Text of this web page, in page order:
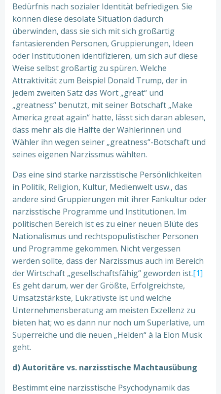
Bedürfnis nach sozialer Identität befriedigen. Sie
können diese desolate Situation dadurch
überwinden, dass sie sich mit sich großartig
fantasierenden Personen, Gruppierungen, Ideen
oder Institutionen identifizieren, um sich auf diese
Weise selbst großartig zu spüren. Welche
Attraktivität zum Beispiel Donald Trump, der in
jedem zweiten Satz das Wort „great“ und
„greatness“ benutzt, mit seiner Botschaft „Make
America great again“ hatte, lässt sich daran ablesen,
dass mehr als die Hälfte der Wählerinnen und
Wähler ihn wegen seiner „greatness“-Botschaft und
seines eigenen Narzissmus wählten.
Das eine sind starke narzisstische Persönlichkeiten
in Politik, Religion, Kultur, Medienwelt usw., das
andere sind Gruppierungen mit ihrer Fankultur oder
narzisstische Programme und Institutionen. Im
politischen Bereich ist es zu einer neuen Blüte des
Nationalismus und rechtspopulistischer Personen
und Programme gekommen. Nicht vergessen
werden sollte, dass der Narzissmus auch im Bereich
der Wirtschaft „gesellschaftsfähig“ geworden ist.[1]
Es geht darum, wer der Größte, Erfolgreichste,
Umsatzstärkste, Lukrativste ist und welche
Unternehmensberatung am meisten Exzellenz zu
bieten hat; wo es dann nur noch um Superlative, um
Superreiche und die neuen „Helden“ à la Elon Musk
geht.
d) Autoritäre vs. narzisstische Machtausübung
Bestimmt eine narzisstische Psychodynamik das